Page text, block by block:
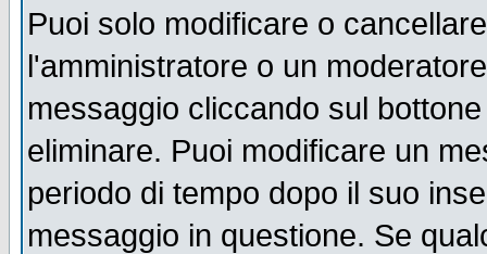
Puoi solo modificare o
l'amministratore o un
messaggio cliccando sul
eliminare. Puoi modificare un
periodo di tempo dopo il suo
messaggio in questione. Se